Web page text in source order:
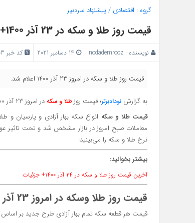
تحقق خرید تضمینی بیش از ۲۴۵ هزار تن گندم در ایلام با افزایش ۱۷ درصدی نسبت به سال گذشته
مرز چیلات از ۲۸ صفر برای تردد زائران فعال می‌ شود | توسعه زیرساخت‌ ها و اقتصاد اربعین در دستور کار دولت است | رونمایی از مهر رسمی گذرنامه مرز زمینی چیلات
تجلیل سخنگوی دولت از میزبانی شایسته مردم ایلام در اربعین |
گروه : اقتصادی /پیشنهاد سردبیر
قیمت روز طلا و سکه در 23 آذر 1400+ جزئیات
نویسنده : nodademrooz کد خبر 2403
قیمت روز طلا و سکه در امروز 23 آذر 1400 اعلام شد.
به گزارش نودادبرتر؛ قیمت روز طلا و سکه در امروز 23 آذر 1400 را در نودادبرتر ببینید.
قیمت طلا و سکه انواع سکه بهار آزادی و پارسیان و طلای گرمی و ۱۸ عیار امروز ۲۳ آذر ۱۴۰۰
معاملات صبح امروز در بازار مشخص شد و تحت تاثیر
نرخ طلا و سکه را می‌بینید:
بیشتر بخوانید:
آخرین قیمت روز طلا و سکه در ۲۴ آذر ۱۴۰۰+ جزئیات
قیمت روز طلا وسکه در امروز 23 آذر ۱۴۰۰
قیمت هر قطعه سکه تمام بهار آزادی طرح جدید بر اساس نرخ اتحادیه طلا،